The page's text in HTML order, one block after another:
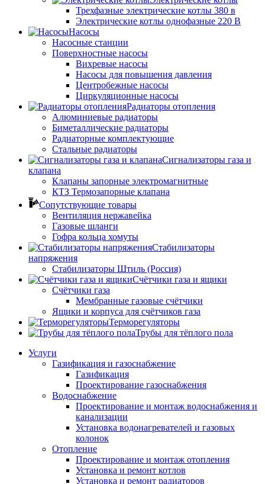
Трехфазные электрические котлы 380 в
Электрические котлы однофазные 220 В
Насосы
Насосные станции
Поверхностные насосы
Вихревые насосы
Насосы для повышения давления
Центробежные насосы
Циркуляционные насосы
Радиаторы отопления
Алюминиевые радиаторы
Биметаллические радиаторы
Радиаторные комплектующие
Стальные радиаторы
Сигнализаторы газа и
клапана
Клапаны запорные электромагнитные
КТЗ Термозапорные клапана
Сопутствующие товары
Вентиляция нержавейка
Газовые шланги
Гофра кольца хомуты
Стабилизаторы
напряжения
Стабилизаторы Штиль (Россия)
Счётчики газа и ящики
Счётчики газа
Мембранные газовые счётчики
Ящики и корпуса для счётчиков газа
Терморегуляторы
Трубы для тёплого пола
Услуги
Газификация и газоснабжение
Газификация
Проектирование газоснабжения
Водоснабжение
Проектирование и монтаж водоснабжения и
канализации
Установка водонагревателей и газовых
колонок
Отопление
Проектирование и монтаж отопления
Установка и ремонт котлов
Установка и ремонт радиаторов